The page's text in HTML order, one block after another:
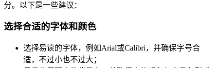
分。以下是一些建议：
选择合适的字体和颜色
选择易读的字体，例如Arial或Calibri，并确保字号合
适，不过小也不过大；